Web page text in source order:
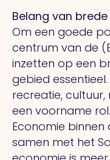
Belang van
Om een goede
centrum van de
inzetten op een
gebied
recreatie, cultuur,
een voorname rol.
Economie
samen met het